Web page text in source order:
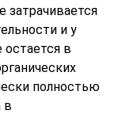
затрачивается
и у
в
полностью
в